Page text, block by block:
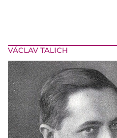
VÁCLAV TALICH